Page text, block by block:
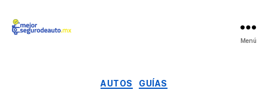
Menú
Categorías
AUTOS GUÍAS